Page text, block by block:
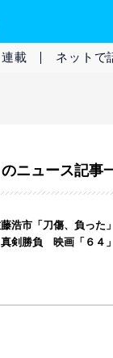
連載 ネットで
のニュース記事
浩市「刀傷、負っ
真剣勝負 映画「６４」